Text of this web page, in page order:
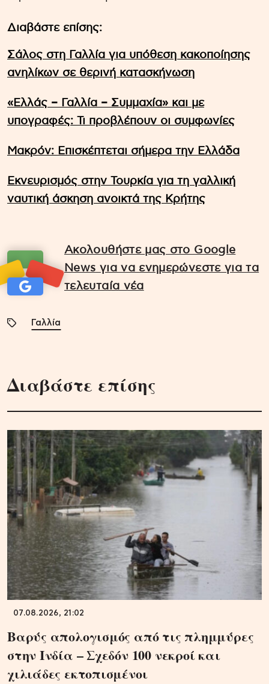
Διαβάστε επίσης:
Σάλος στη Γαλλία για υπόθεση κακοποίησης
ανηλίκων σε θερινή κατασκήνωση
«Ελλάς – Γαλλία – Συμμαχία» και με
υπογραφές: Τι προβλέπουν οι συμφωνίες
Μακρόν: Eπισκέπτεται σήμερα την Ελλάδα
Εκνευρισμός στην Τουρκία για τη γαλλική
ναυτική άσκηση ανοικτά της Κρήτης
Ακολουθήστε μας στο Google
News για να ενημερώνεστε για τα
τελευταία νέα
Γαλλία
Διαβάστε επίσης
07.08.2026, 21:02
Βαρύς απολογισμός από τις πλημμύρες
στην Ινδία – Σχεδόν 100 νεκροί και
χιλιάδες εκτοπισμένοι